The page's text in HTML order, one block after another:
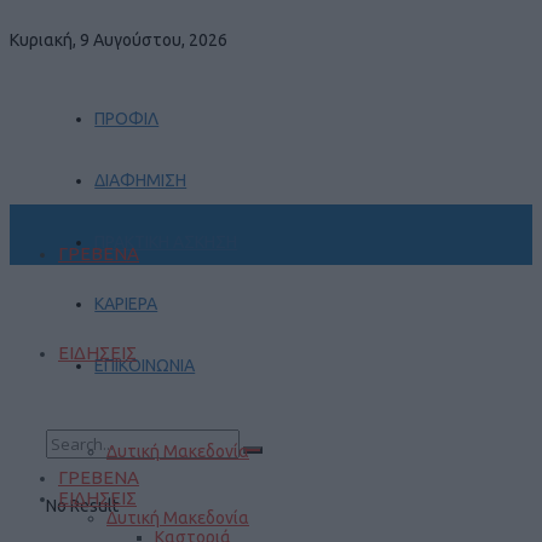
Κυριακή, 9 Αυγούστου, 2026
ΠΡΟΦΙΛ
ΔΙΑΦΗΜΙΣΗ
ΚΑΡΙΕΡΑ
ΕΠΙΚΟΙΝΩΝΙΑ
No Result
ΓΡΕΒΕΝΑ
ΕΙΔΗΣΕΙΣ
Δυτική Μακεδονία
ΓΡΕΒΕΝΑ
ΕΙΔΗΣΕΙΣ
Δυτική Μακεδονία
Καστοριά